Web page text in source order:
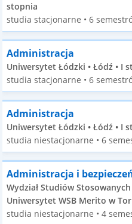
stopnia
studia stacjonarne • 6
Administracja
Uniwersytet Łódzki • Łódź • I
studia stacjonarne • 6
Administracja
Uniwersytet Łódzki • Łódź • I
studia niestacjonarne • 6
Administracja i
Wydział Studiów
Uniwersytet WSB Merito w
studia niestacjonarne • 4